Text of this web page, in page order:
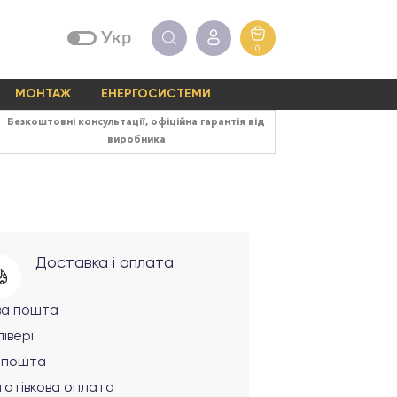
Укр
0
МОНТАЖ ЕНЕРГОСИСТЕМИ
Безкоштовні консультації, офіційна гарантія від
виробника
Доставка і оплата
пошта
оплата